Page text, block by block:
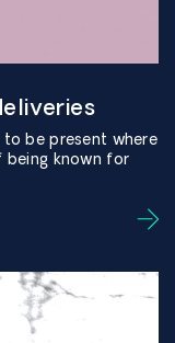
be present where
being known for